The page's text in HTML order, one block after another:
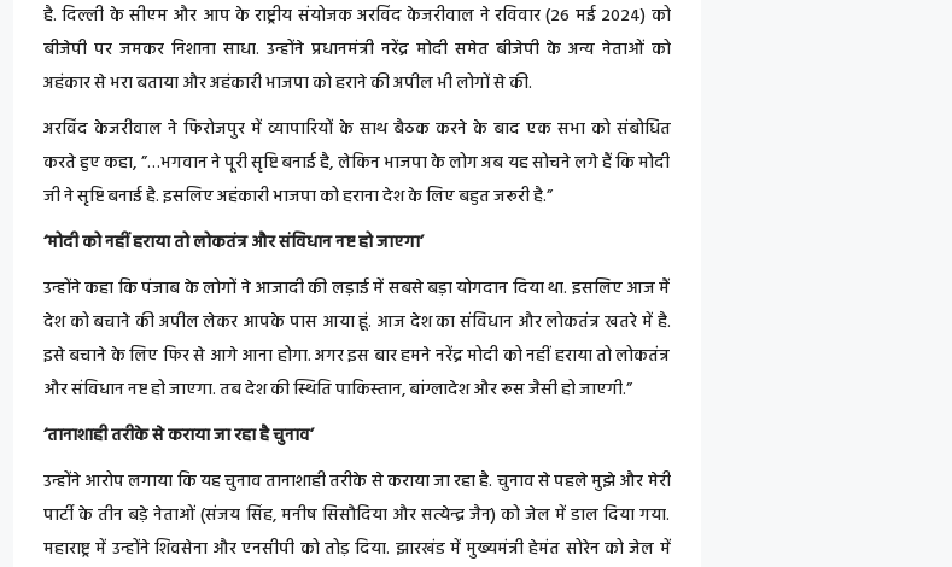
है. दिल्ली के सीएम और आप के राष्ट्रीय संयोजक अरविंद केजरीवाल ने रविवार (26 मई 2024) को
बीजेपी पर जमकर निशाना साधा. उन्होंने प्रधानमंत्री नरेंद्र मोदी समेत बीजेपी के अन्य नेताओं को
अहंकार से भरा बताया और अहंकारी भाजपा को हराने की अपील भी लोगों से की.
अरविंद केजरीवाल ने फिरोजपुर में व्यापारियों के साथ बैठक करने के बाद एक सभा को संबोधित
करते हुए कहा, ”…भगवान ने पूरी सृष्टि बनाई है, लेकिन भाजपा के लोग अब यह सोचने लगे हैं कि मोदी
जी ने सृष्टि बनाई है. इसलिए अहंकारी भाजपा को हराना देश के लिए बहुत जरूरी है.”
‘मोदी को नहीं हराया तो लोकतंत्र और संविधान नष्ट हो जाएगा’
उन्होंने कहा कि पंजाब के लोगों ने आजादी की लड़ाई में सबसे बड़ा योगदान दिया था. इसलिए आज मैं
देश को बचाने की अपील लेकर आपके पास आया हूं. आज देश का संविधान और लोकतंत्र खतरे में है.
इसे बचाने के लिए फिर से आगे आना होगा. अगर इस बार हमने नरेंद्र मोदी को नहीं हराया तो लोकतंत्र
और संविधान नष्ट हो जाएगा. तब देश की स्थिति पाकिस्तान, बांग्लादेश और रूस जैसी हो जाएगी.”
‘तानाशाही तरीके से कराया जा रहा है चुनाव’
उन्होंने आरोप लगाया कि यह चुनाव तानाशाही तरीके से कराया जा रहा है. चुनाव से पहले मुझे और मेरी
पार्टी के तीन बड़े नेताओं (संजय सिंह, मनीष सिसौदिया और सत्येन्द्र जैन) को जेल में डाल दिया गया.
महाराष्ट्र में उन्होंने शिवसेना और एनसीपी को तोड़ दिया. झारखंड में मुख्यमंत्री हेमंत सोरेन को जेल में